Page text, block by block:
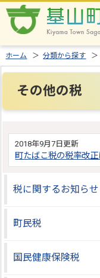
ホーム ＞分類から探す ＞
その他の税
2018年9月7日更新
町たばこ税の税率改
税に関するお知らせ
町民税
国民健康保険税